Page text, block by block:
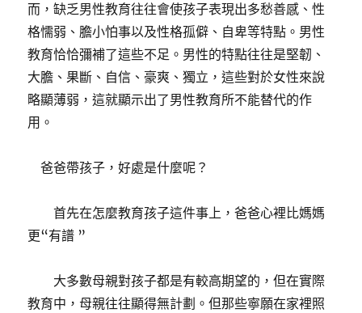
而，缺乏男性教育往往會使孩子表現出多愁善感、性
格懦弱、膽小怕事以及性格孤僻、自卑等特點。男性
教育恰恰彌補了這些不足。男性的特點往往是堅韌、
大膽、果斷、自信、豪爽、獨立，這些對於女性來說
略顯薄弱，這就顯示出了男性教育所不能替代的作
用。
爸爸帶孩子，好處是什麼呢？
首先在怎麼教育孩子這件事上，爸爸心裡比媽媽
更“有譜 ”
大多數母親對孩子都是有較高期望的，但在實際
教育中，母親往往顯得無計劃。但那些寧願在家裡照